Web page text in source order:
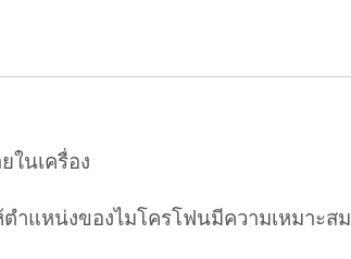
ในเครื่อง
ำแหน่งของไมโครโฟนมีความเหมาะสม